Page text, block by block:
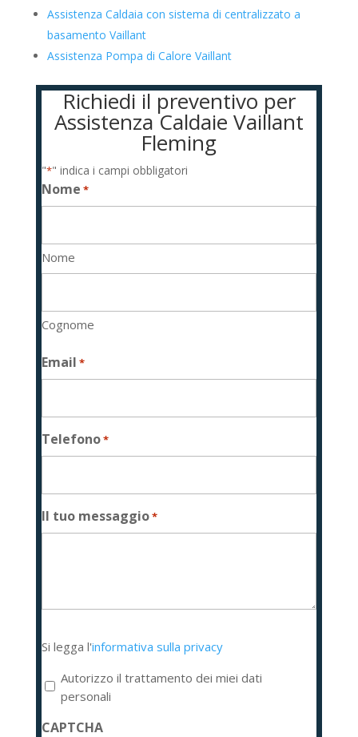
Assistenza Caldaia con sistema di centralizzato a
basamento Vaillant
Assistenza Pompa di Calore Vaillant
Richiedi il preventivo per
Assistenza Caldaie Vaillant
Fleming
"*" indica i campi obbligatori
Nome *
Nome
Cognome
Email *
Telefono*
Il tuo messaggio*
legga
l'informativa
sulla
privacy
*
Si legga l'informativa sulla privacy
Autorizzo il trattamento dei miei dati
personali
CAPTCHA